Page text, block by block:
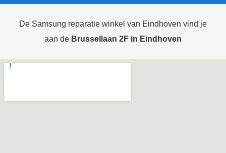
De Samsung reparatie winkel van Eindhoven vind je
aan de Brussellaan 2F in Eindhoven